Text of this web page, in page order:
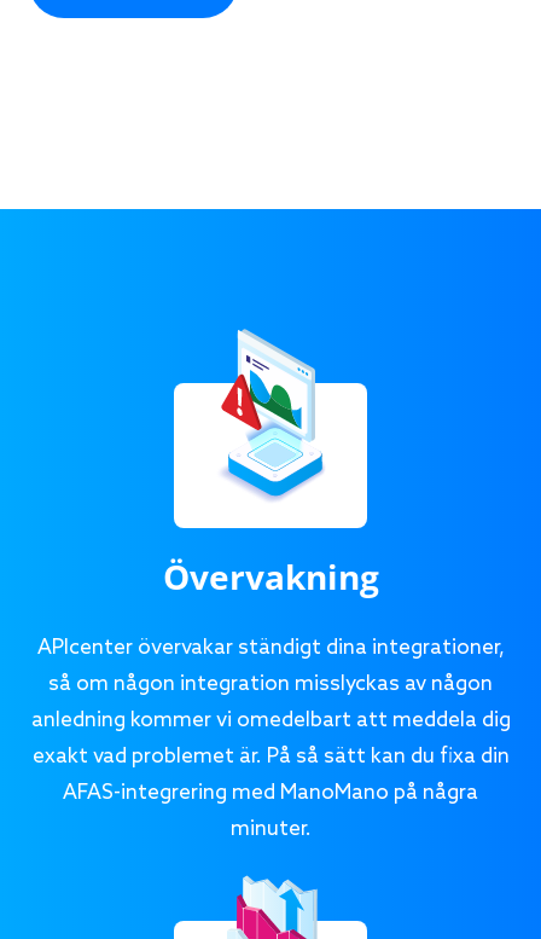
Övervakning
APIcenter övervakar ständigt dina integrationer,
så om någon integration misslyckas av någon
anledning kommer vi omedelbart att meddela dig
exakt vad problemet är. På så sätt kan du fixa din
AFAS-integrering med ManoMano på några
minuter.